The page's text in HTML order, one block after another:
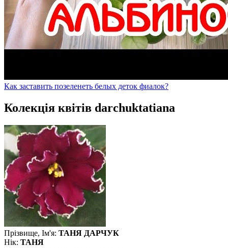
Как заставить позеленеть белых деток фиалок?
Колекція квітів darchuktatiana
Прізвище, Ім'я: ТАНЯ ДАРЧУК
Нік: ТАНЯ